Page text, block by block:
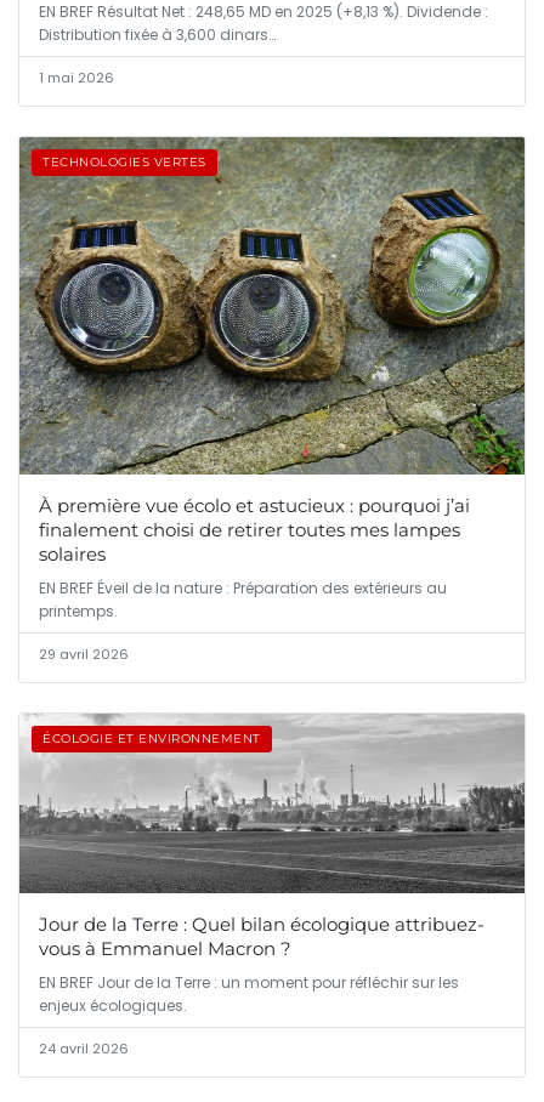
EN BREF Résultat Net : 248,65 MD en 2025 (+8,13 %). Dividende :
Distribution fixée à 3,600 dinars…
1 mai 2026
TECHNOLOGIES VERTES
À première vue écolo et astucieux : pourquoi j’ai
finalement choisi de retirer toutes mes lampes
solaires
EN BREF Éveil de la nature : Préparation des extérieurs au
printemps.
29 avril 2026
ÉCOLOGIE ET ENVIRONNEMENT
Jour de la Terre : Quel bilan écologique attribuez-
vous à Emmanuel Macron ?
EN BREF Jour de la Terre : un moment pour réfléchir sur les
enjeux écologiques.
24 avril 2026